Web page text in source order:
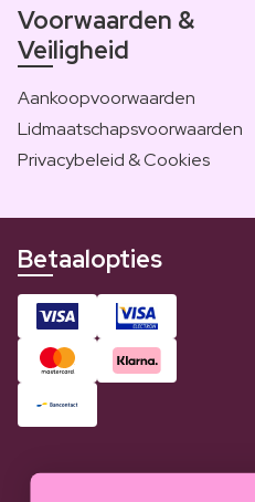
Voorwaarden &
Veiligheid
Aankoopvoorwaarden
Lidmaatschapsvoorwaarden
Privacybeleid & Cookies
Betaalopties